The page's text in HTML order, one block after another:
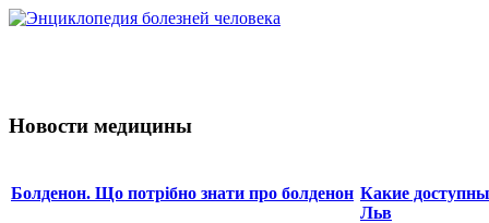
Новости медицины
Болденон. Що потрібно знати про болденон Какие
Льв